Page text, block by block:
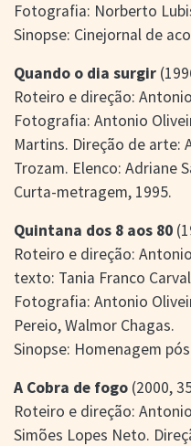
Fotografia: Norberto
Sinopse: Cinejornal de
Quando o dia surgir
Roteiro e direção:
Fotografia: Antonio
Martins. Direção de arte:
Trozam. Elenco: Adriane
Curta-metragem, 1995.
Quintana dos 8 aos 80
Roteiro e direção:
texto: Tania Franco
Fotografia: Antonio
Pereio, Walmor Chagas.
Sinopse: Homenagem
A Cobra de fogo (2000,
Roteiro e direção:
Simões Lopes Neto.